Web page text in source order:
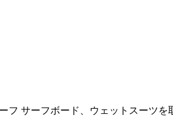
サーフボード、ウェットスーツを